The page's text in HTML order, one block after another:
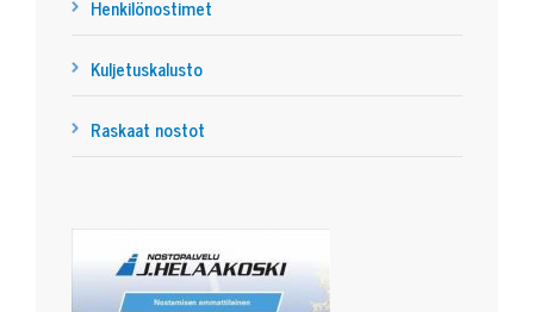
Henkilönostimet
Kuljetuskalusto
Raskaat nostot